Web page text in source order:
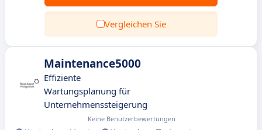
Vergleichen Sie
Maintenance5000
Effiziente
Wartungsplanung für
Unternehmenssteigerung
Keine Benutzerbewertungen